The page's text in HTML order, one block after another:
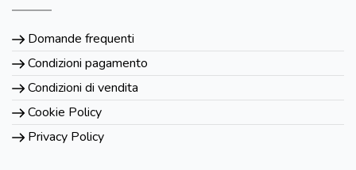
Domande frequenti
Condizioni pagamento
Condizioni di vendita
Cookie Policy
Privacy Policy